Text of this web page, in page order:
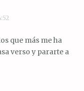
que más me ha
verso y pararte a